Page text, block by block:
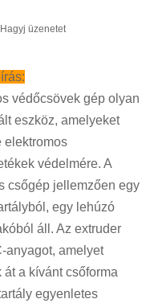
Hagyj üzenetet
védőcsövek gép olyan
eszköz, amelyeket
elektromos
védelmére. A
csőgép jellemzően egy
egy lehúzó
áll. Az extruder
anyagot, amelyet
a kívánt csőforma
egyenletes